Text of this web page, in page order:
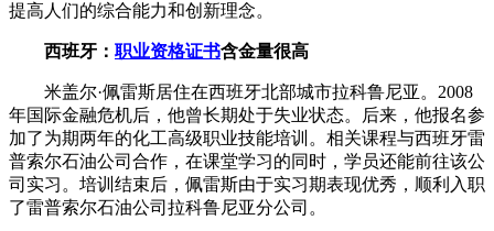
提高人们的综合能力和创新理念。
西班牙： 职业资格证书含金量很高
米盖尔·佩雷斯居住在西班牙北部城市拉科鲁尼亚。2008
年国际金融危机后，他曾长期处于失业状态。后来，他报名参
加了为期两年的化工高级职业技能培训。相关课程与西班牙雷
普索尔石油公司合作，在课堂学习的同时，学员还能前往该公
司实习。培训结束后，佩雷斯由于实习期表现优秀，顺利入职
了雷普索尔石油公司拉科鲁尼亚分公司。